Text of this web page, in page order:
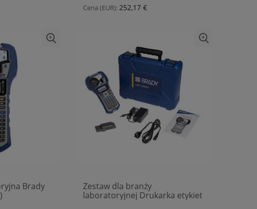
Cena (EUR):252,17 €
Brady
Zestaw dla branży
laboratoryjnej Drukarka etykiet